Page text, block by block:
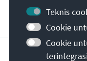
Penawaran lebih
Jejak
Teknis
Cookie
Cookie